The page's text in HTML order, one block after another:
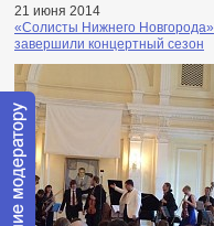
21 июня 2014
«Солисты Нижнего Новгорода»
завершили концертный сезон